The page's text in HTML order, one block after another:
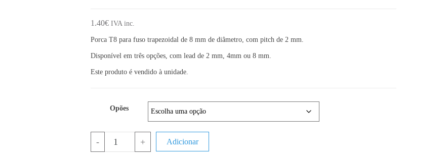
1.40€ IVA inc.
Porca T8 para fuso trapezoidal de 8 mm de diâmetro, com pitch de 2 mm.
Disponível em três opções, com lead de 2 mm, 4mm ou 8 mm.
Este produto é vendido à unidade.
Opões
- + Adicionar